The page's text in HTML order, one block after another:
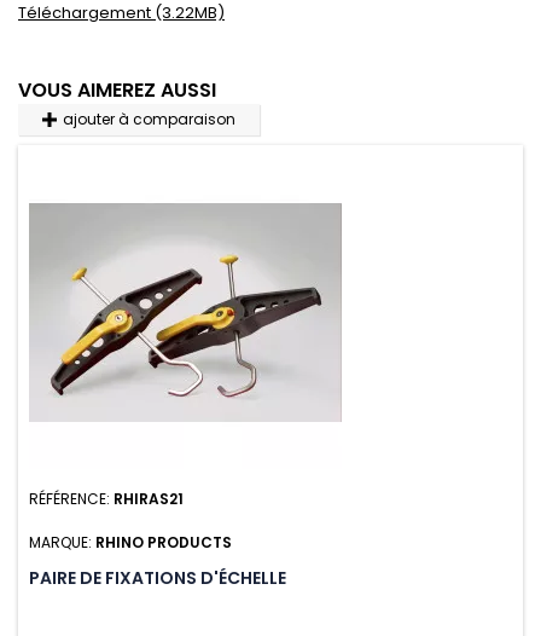
Téléchargement (3.22MB)
VOUS AIMEREZ AUSSI
ajouter à comparaison
RÉFÉRENCE: RHIRAS21
MARQUE: RHINO PRODUCTS
PAIRE DE FIXATIONS D'ÉCHELLE